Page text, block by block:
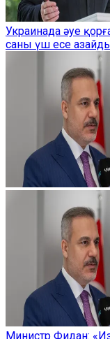
Украинада әуе
саны үш есе
Министр Фидан: